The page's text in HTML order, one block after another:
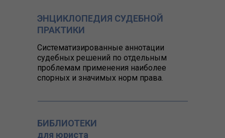
ЭНЦИКЛОПЕДИЯ СУДЕБНОЙ
ПРАКТИКИ
Систематизированные аннотации
судебных решений по отдельным
проблемам применения наиболее
спорных и значимых норм права.
БИБЛИОТЕКИ
для юриста